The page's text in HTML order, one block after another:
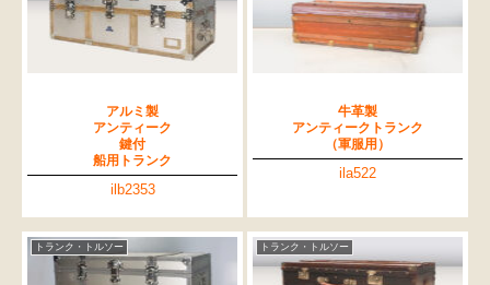
アルミ製
アンティーク
鍵付
船用トランク
ilb2353
牛革製
アンティークトランク
（軍服用）
ila522
トランク・トルソー トランク・トルソー
人気の検索キーワード
2471 2729 2905 2873 2678